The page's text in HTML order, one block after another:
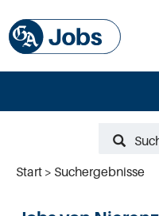
Start
Suchergebnisse